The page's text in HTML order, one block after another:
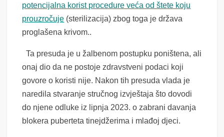
potencijalna korist procedure veća od štete koju
prouzročuje (sterilizacija) zbog toga je država
proglašena krivom..
Ta presuda je u žalbenom postupku poništena, ali
onaj dio da ne postoje zdravstveni podaci koji
govore o koristi nije. Nakon tih presuda vlada je
naredila stvaranje stručnog izvještaja što dovodi
do njene odluke iz lipnja 2023. o zabrani davanja
blokera puberteta tinejdžerima i mlađoj djeci.